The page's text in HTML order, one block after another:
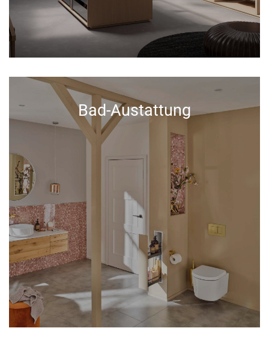
Bad-Austattung